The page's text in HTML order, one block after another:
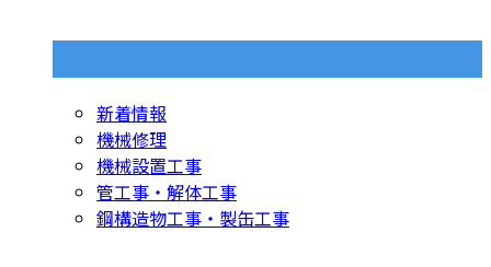
新着情報
機械修理
機械設置工事
管工事・解体工事
鋼構造物工事・製缶工事